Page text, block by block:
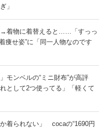
」
→着物に着替えると……「すっっ
痩せ姿”に「同一人物なのです
モンベルの“ミニ財布”が高評
として2つ使ってる」「軽くて
か着られない」 cocaの“1690円